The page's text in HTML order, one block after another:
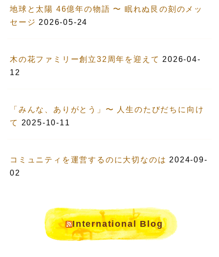
地球と太陽 46億年の物語 〜 眠れぬ艮の刻のメッ
セージ 2026-05-24
木の花ファミリー創立32周年を迎えて 2026-04-
12
「みんな、ありがとう」〜 人生のたびだちに向け
て
2025-10-11
コミュニティを運営するのに大切なのは 2024-09-
02
International Blog